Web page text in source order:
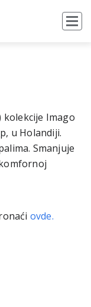
Imago
u Holandiji.
Smanjuje
ovde.